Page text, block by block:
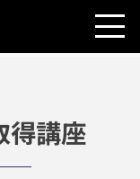
得講座